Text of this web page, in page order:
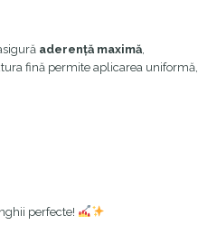
aderență maximă,
fină permite aplicarea uniformă,
perfecte!